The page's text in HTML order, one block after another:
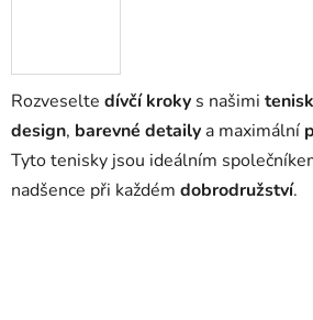
Rozveselte dívčí kroky s našimi
design, barevné detaily a maximální
Tyto tenisky jsou ideálním
nadšence při každém dobrodružství.